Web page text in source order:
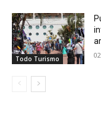
Todo Turismo